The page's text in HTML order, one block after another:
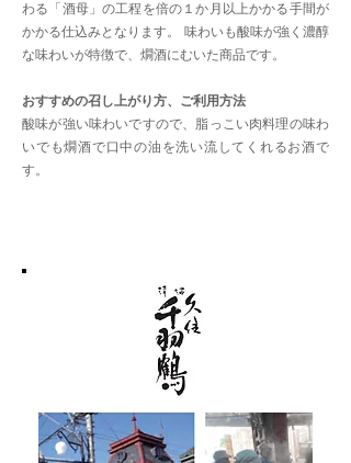
わる「酒母」の工程を倍の１か月以上かかる手間が
かかる仕込みとなります。 味わいも酸味が強く濃醇
な味わいが特徴で、燗酒にむいた商品です。
おすすめの召し上がり方、ご利用方法
酸味が強い味わいですので、脂っこい肉料理の味わ
いでも燗酒で口中の油を洗い流してくれるお酒で
す。